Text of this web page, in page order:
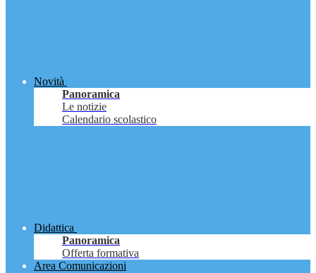
Novità
Panoramica
Le notizie
Calendario scolastico
Didattica
Panoramica
Offerta formativa
Area Comunicazioni